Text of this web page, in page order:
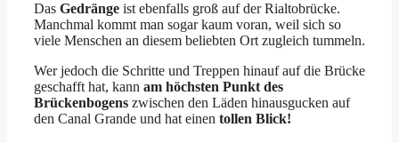
Das Gedränge ist ebenfalls groß auf der Rialtobrücke.
Manchmal kommt man sogar kaum voran, weil sich so
viele Menschen an diesem beliebten Ort zugleich tummeln.
Wer jedoch die Schritte und Treppen hinauf auf die Brücke
geschafft hat, kann am höchsten Punkt des
Brückenbogens zwischen den Läden hinausgucken auf
den Canal Grande und hat einen tollen Blick!